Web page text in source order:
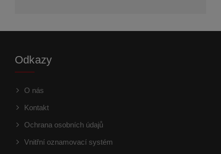
Odkazy
O nás
Kontakt
Ochrana osobních údajů
Vnitřní oznamovací systém